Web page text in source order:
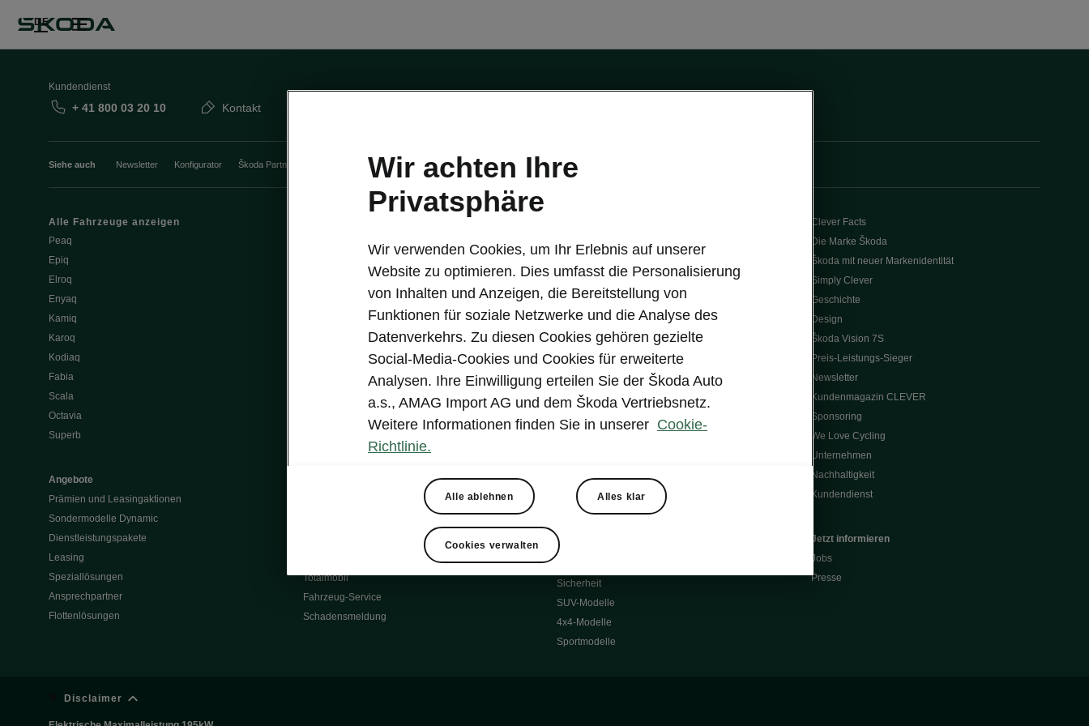
DE
Kundendienst
+ 41 800 03 20 10 Kontakt
Siehe auch Newsletter Konfigurator Škoda Partner
Alle Fahrzeuge anzeigen
Peaq
Epiq
Elroq
Enyaq
Kamiq
Karoq
Kodiaq
Fabia
Scala
Octavia
Superb
Angebote
Prämien und Leasingaktionen
Sondermodelle Dynamic
Dienstleistungspakete
Leasing
Speziallösungen
Ansprechpartner
Flottenlösungen
Software Update
ME3.7 Software Update
Öffentliches Laden
Zuhause laden
Batterie und Reichweite
Škoda Vision O
Totalmobil
Fahrzeug-Service
Schadensmeldung
Škoda Connect
MyŠkoda App
3G Sunset
Verfügbarkeitsliste
Original Zubehör-Kataloge
Winterräder
Transportsysteme
Komfort & Ausstattung
Occasionen
Sicherheit
SUV-Modelle
4x4-Modelle
Sportmodelle
Clever Facts
Die Marke Škoda
Škoda mit neuer Markenidentität
Simply Clever
Geschichte
Design
Škoda Vision 7S
Preis-Leistungs-Sieger
Newsletter
Kundenmagazin CLEVER
Sponsoring
We Love Cycling
Unternehmen
Nachhaltigkeit
Kundendienst
Jetzt informieren
Jobs
Presse
Disclaimer
Wir achten Ihre
Privatsphäre
Wir verwenden Cookies, um Ihr Erlebnis auf unserer
Website zu optimieren. Dies umfasst die Personalisierung
von Inhalten und Anzeigen, die Bereitstellung von
Funktionen für soziale Netzwerke und die Analyse des
Datenverkehrs. Zu diesen Cookies gehören gezielte
Social-Media-Cookies und Cookies für erweiterte
Analysen. Ihre Einwilligung erteilen Sie der Škoda Auto
a.s., AMAG Import AG und dem Škoda Vertriebsnetz.
Weitere Informationen finden Sie in unserer Cookie-
Richtlinie.
Alle ablehnen Alles klar
Cookies verwalten